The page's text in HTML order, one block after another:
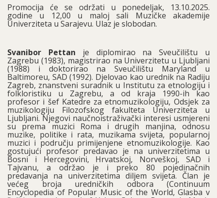
Promocija će se održati u ponedeljak, 13.10.2025.
godine u 12,00 u maloj sali Muzičke akademije
Univerziteta u Sarajevu. Ulaz je slobodan.
Svanibor Pettan je diplomirao na Sveučilištu u
Zagrebu (1983), magistrirao na Univerzitetu u Ljubljani
(1988) i doktorirao na Sveučilištu Maryland u
Baltimoreu, SAD (1992). Djelovao kao urednik na Radiju
Zagreb, znanstveni suradnik u Institutu za etnologiju i
folkloristiku u Zagrebu, a od kraja 1990-ih kao
profesor i šef Katedre za etnomuzikologiju, Odsjek za
muzikologiju Filozofskog fakulteta Univerziteta u
Ljubljani. Njegovi naučnoistraživački interesi usmjereni
su prema muzici Roma i drugih manjina, odnosu
muzike, politike i rata, muzikama svijeta, popularnoj
muzici i području primijenjene etnomuzikologije. Kao
gostujući profesor predavao je na univerzitetima u
Bosni i Hercegovini, Hrvatskoj, Norveškoj, SAD i
Tajvanu, a održao je i preko 80 pojedinačnih
predavanja na univerzitetima diljem svijeta. Član je
većeg broja uredničkih odbora (Continuum
Encyclopedia of Popular Music of the World, Glasba v